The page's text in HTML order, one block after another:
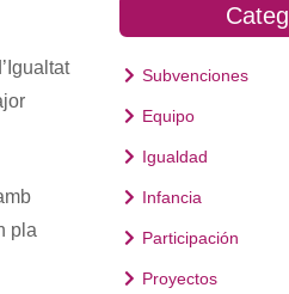
pla
Subvenciones
Equipo
Igualdad
Infancia
Participación
Proyectos